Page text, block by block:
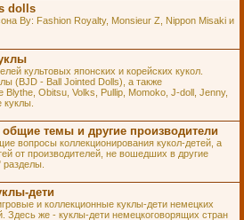
dolls
Ву: Fashion Royalty, Monsieur Z, Nippon Misaki и
культовых японских и корейских кукол.
(BJD - Ball Jointed Dolls), а также
Obitsu, Volks, Pullip, Momoko, J-doll, Jenny,
куклы.
общие темы и другие производители
вопросы коллекционирования кукол-детей, а
от производителей, не вошедших в другие
разделы.
дети
и коллекционные куклы-дети немецких
Здесь же - куклы-дети немецкоговорящих стран